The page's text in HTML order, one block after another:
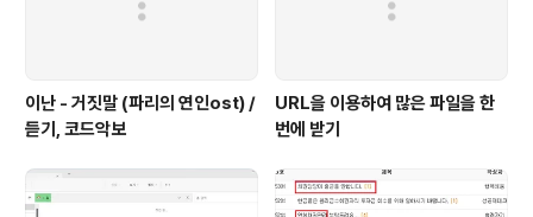
이난 - 거짓말 (파리의 연인ost) /
듣기, 코드악보
URL을 이용하여 많은 파일을 한
번에 받기